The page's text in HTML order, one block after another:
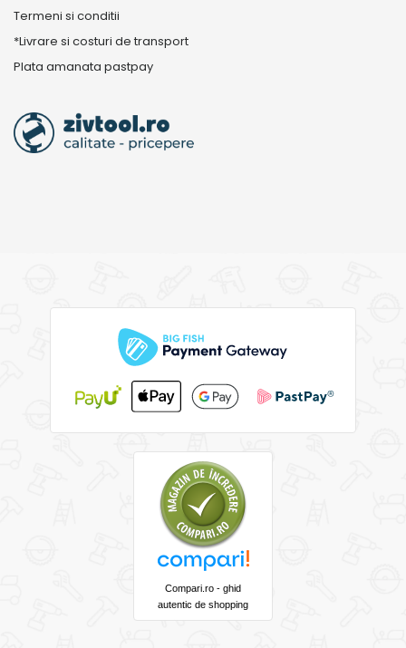
Termeni si conditii
*Livrare si costuri de transport
Plata amanata pastpay
Compari.ro - ghid
autentic de shopping